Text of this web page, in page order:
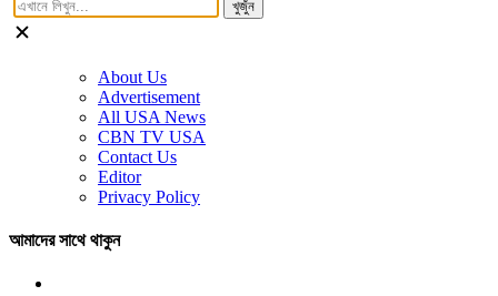
খুজুঁন
About Us
Advertisement
All USA News
CBN TV USA
Contact Us
Editor
Privacy Policy
আমাদের সাথে থাকুন